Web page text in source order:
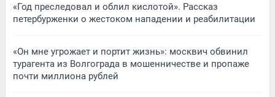
«Год преследовал и облил кислотой». Рассказ
петербурженки о жестоком нападении и реабилитации
«Он мне угрожает и портит жизнь»: москвич обвинил
турагента из Волгограда в мошенничестве и пропаже
почти миллиона рублей